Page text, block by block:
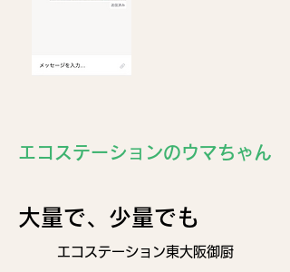
エコステーションのウマちゃん
​大量で、少量でも
エコステーション東大阪御厨